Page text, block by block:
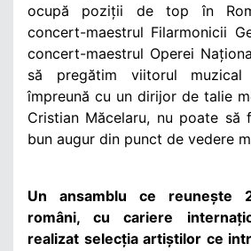
ocupă poziții de top în
concert-maestrul Filarmonicii
concert-maestrul Operei
să pregătim viitorul
împreună cu un dirijor de talie
Cristian Măcelaru, nu poate să
bun augur din punct de vedere
Un ansamblu ce reunește
români, cu cariere
realizat selecția artiștilor ce